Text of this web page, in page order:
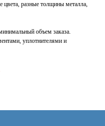
цвета, разные толщины металла,
объем заказа.
уплотнителями и